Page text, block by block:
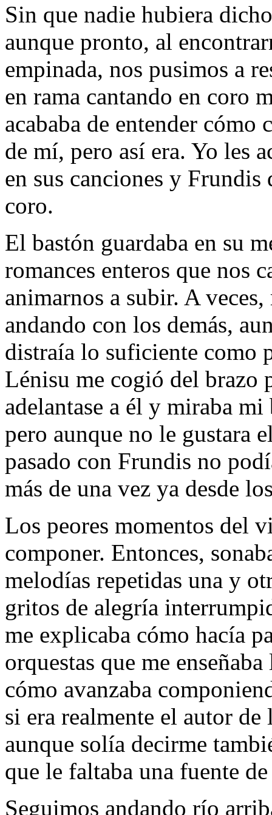
Sin que nadie hubiera
aunque pronto, al
empinada, nos pusimos a
en rama cantando en coro
acababa de entender cómo
de mí, pero así era. Yo les
en sus canciones y Frundis
coro.
El bastón guardaba en su
romances enteros que nos
animarnos a subir. A
andando con los demás,
distraía lo suficiente como
Lénisu me cogió del brazo
adelantase a él y miraba
pero aunque no le gustara
pasado con Frundis no
más de una vez ya desde
Los peores momentos del
componer. Entonces,
melodías repetidas una y
gritos de alegría
me explicaba cómo hacía
orquestas que me
cómo avanzaba
si era realmente el autor
aunque solía decirme
que le faltaba una fuente
Seguimos andando río